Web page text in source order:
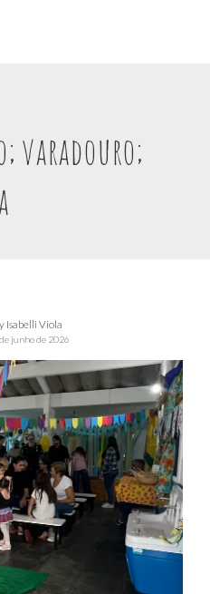
varadouro;
Isabelli Viola
junho de 2026